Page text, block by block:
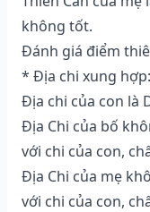
không tốt.
Đánh giá điểm
* Địa chi xung hợp:
Địa chi của con là
Địa Chi của bố
với chi của con,
Địa Chi của mẹ
với chi của con,